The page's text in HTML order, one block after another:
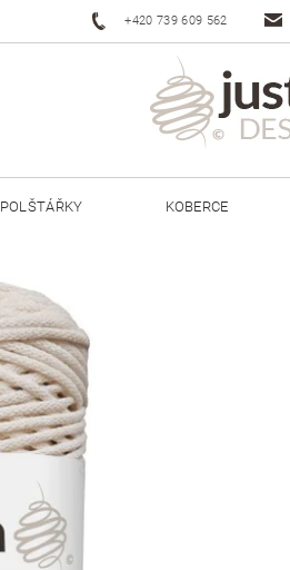
+420 739 609 562
POLŠTÁŘKY KOBERCE